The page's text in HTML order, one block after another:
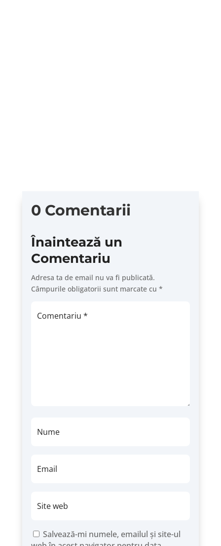
0 Comentarii
Înaintează un
Comentariu
Adresa ta de email nu va fi publicată.
Câmpurile obligatorii sunt marcate cu *
Salvează-mi numele, emailul și site-ul